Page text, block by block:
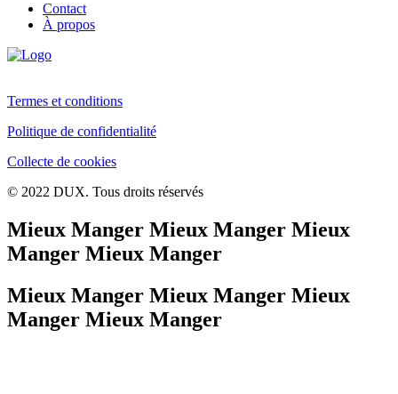
Contact
À propos
Termes et conditions
Politique de confidentialité
Collecte de cookies
© 2022 DUX. Tous droits réservés
Mieux Manger Mieux Manger Mieux
Manger Mieux Manger
Mieux Manger Mieux Manger Mieux
Manger Mieux Manger